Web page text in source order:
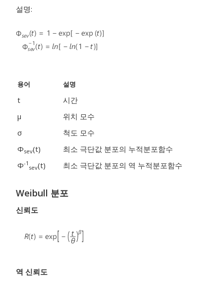
설명:
용어 설명
t
시간
μ
위치 모수
σ
척도 모수
Φsev(t)
최소 극단값 분포의 누적분포함수
Φ-1
sev(t) 최소 극단값 분포의 역 누적분포함수
Weibull 분포
신뢰도
역 신뢰도